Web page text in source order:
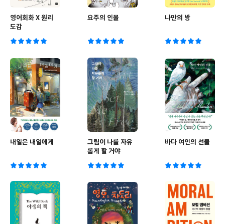
영어회화 X 원리
도감
요주의 인물 나만의 방
내일은 내일에게
그림이 나를 자유
롭게 할 거야
바다 여인의 선물